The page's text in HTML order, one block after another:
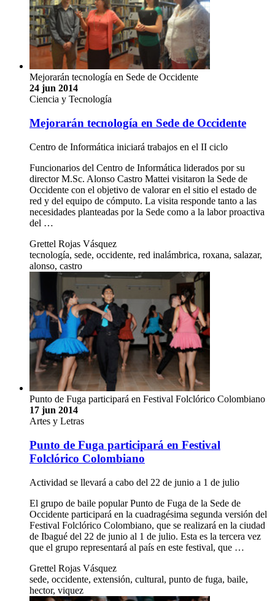
Mejorarán tecnología en Sede de Occidente
24 jun 2014
Ciencia y Tecnología
Mejorarán tecnología en Sede de Occidente
Centro de Informática iniciará trabajos en el II ciclo
Funcionarios del Centro de Informática liderados por su
director M.Sc. Alonso Castro Mattei visitaron la Sede de
Occidente con el objetivo de valorar en el sitio el estado de
red y del equipo de cómputo. La visita responde tanto a las
necesidades planteadas por la Sede como a la labor proactiva
del …
Grettel Rojas Vásquez
tecnología, sede, occidente, red inalámbrica, roxana, salazar,
alonso, castro
Punto de Fuga participará en Festival Folclórico Colombiano
17 jun 2014
Artes y Letras
Punto de Fuga participará en Festival
Folclórico Colombiano
Actividad se llevará a cabo del 22 de junio a 1 de julio
El grupo de baile popular Punto de Fuga de la Sede de
Occidente participará en la cuadragésima segunda versión del
Festival Folclórico Colombiano, que se realizará en la ciudad
de Ibagué del 22 de junio al 1 de julio. Esta es la tercera vez
que el grupo representará al país en este festival, que …
Grettel Rojas Vásquez
sede, occidente, extensión, cultural, punto de fuga, baile,
hector, viquez